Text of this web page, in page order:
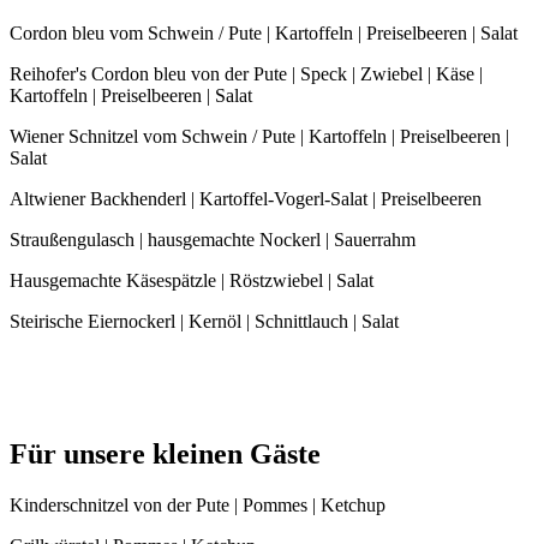
Cordon bleu vom Schwein / Pute | Kartoffeln | Preiselbeeren | Salat
Reihofer's Cordon bleu von der Pute | Speck | Zwiebel | Käse |
Kartoffeln | Preiselbeeren | Salat
Wiener Schnitzel vom Schwein / Pute | Kartoffeln | Preiselbeeren |
Salat
Altwiener Backhenderl | Kartoffel-Vogerl-Salat | Preiselbeeren
Straußengulasch | hausgemachte Nockerl | Sauerrahm
Hausgemachte Käsespätzle | Röstzwiebel | Salat
Steirische Eiernockerl | Kernöl | Schnittlauch | Salat
Für unsere kleinen Gäste
Kinderschnitzel von der Pute | Pommes | Ketchup